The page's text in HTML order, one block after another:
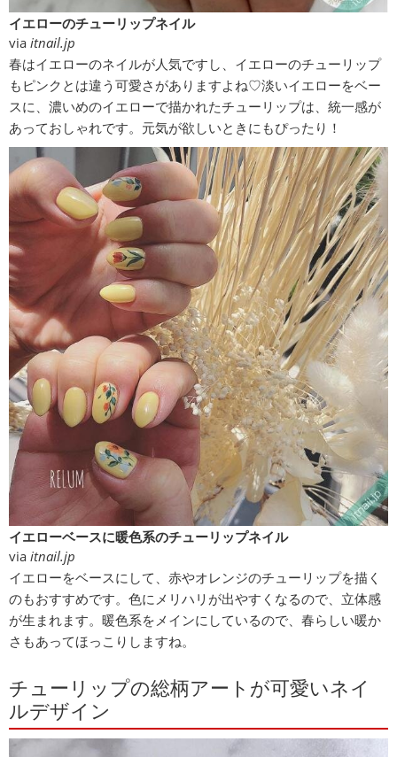
イエローのチューリップネイル
via itnail.jp
春はイエローのネイルが人気ですし、イエローのチューリップ
もピンクとは違う可愛さがありますよね♡淡いイエローをベー
スに、濃いめのイエローで描かれたチューリップは、統一感が
あっておしゃれです。元気が欲しいときにもぴったり！
イエローベースに暖色系のチューリップネイル
via itnail.jp
イエローをベースにして、赤やオレンジのチューリップを描く
のもおすすめです。色にメリハリが出やすくなるので、立体感
が生まれます。暖色系をメインにしているので、春らしい暖か
さもあってほっこりしますね。
チューリップの総柄アートが可愛いネイ
ルデザイン